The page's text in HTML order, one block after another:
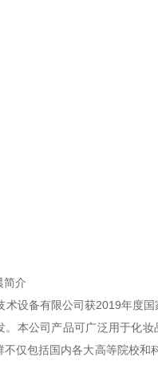
简介
设备有限公司获2019年度国
。本公司产品可广泛用于化
不仅包括国内各大高等院校